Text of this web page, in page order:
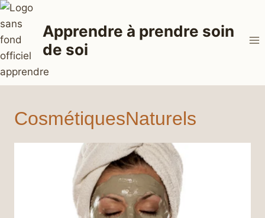
Aller
au
contenu
Apprendre à prendre soin
de soi
CosmétiquesNaturels